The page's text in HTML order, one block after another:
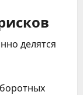
делятся